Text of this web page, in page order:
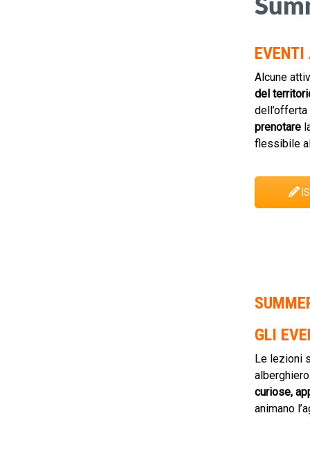
EVENTI
Alcune
del
prenotare
flessibile
GLI
Le lezioni
curiose,
animano